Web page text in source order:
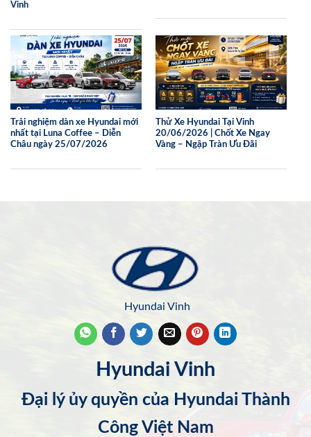
Vinh
Trải nghiệm dàn xe Hyundai mới
nhất tại Luna Coffee – Diễn
Châu ngày 25/07/2026
Thử Xe Hyundai Tại Vinh
20/06/2026 | Chốt Xe Ngay
Vàng – Ngập Tràn Ưu Đãi
Hyundai Vinh
Hyundai Vinh
Đại lý ủy quyền của Hyundai Thành
Công Việt Nam